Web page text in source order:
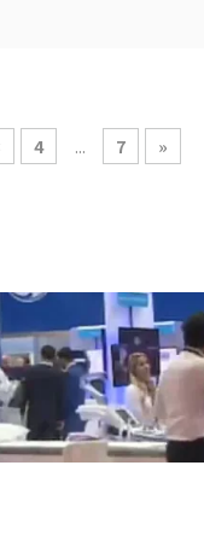
4 ... 7 »